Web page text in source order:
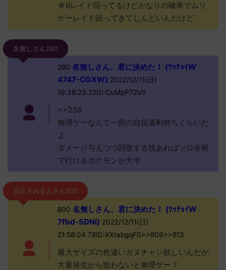
☆6レイド回ってるけどかなりの確率でムリ
ゲーレイド回ってきてしんどいんだけど
名無しさん280
280 名無しさん、君に決めた！ (ﾜｯﾁｮｲW
4747-CGXW) 2022/12/11(日)
19:38:23.22ID:CuMpP72V0
>>238
無理ゲーなんて一部の自信過剰持ちくらいだ
よ
ダメージ与えつつ回復する技あればソロ余裕
で行けるポケモンが大半
反応される人さん800
800 名無しさん、君に決めた！ (ﾜｯﾁｮｲW
7fbd-5DNi) 2022/12/11(日)
21:58:04.78ID:XXtabgqF0>>809>>813
最大サイズの色違いカヌチャン欲しいんだが
大量発生から狙わないと無理ゲー？